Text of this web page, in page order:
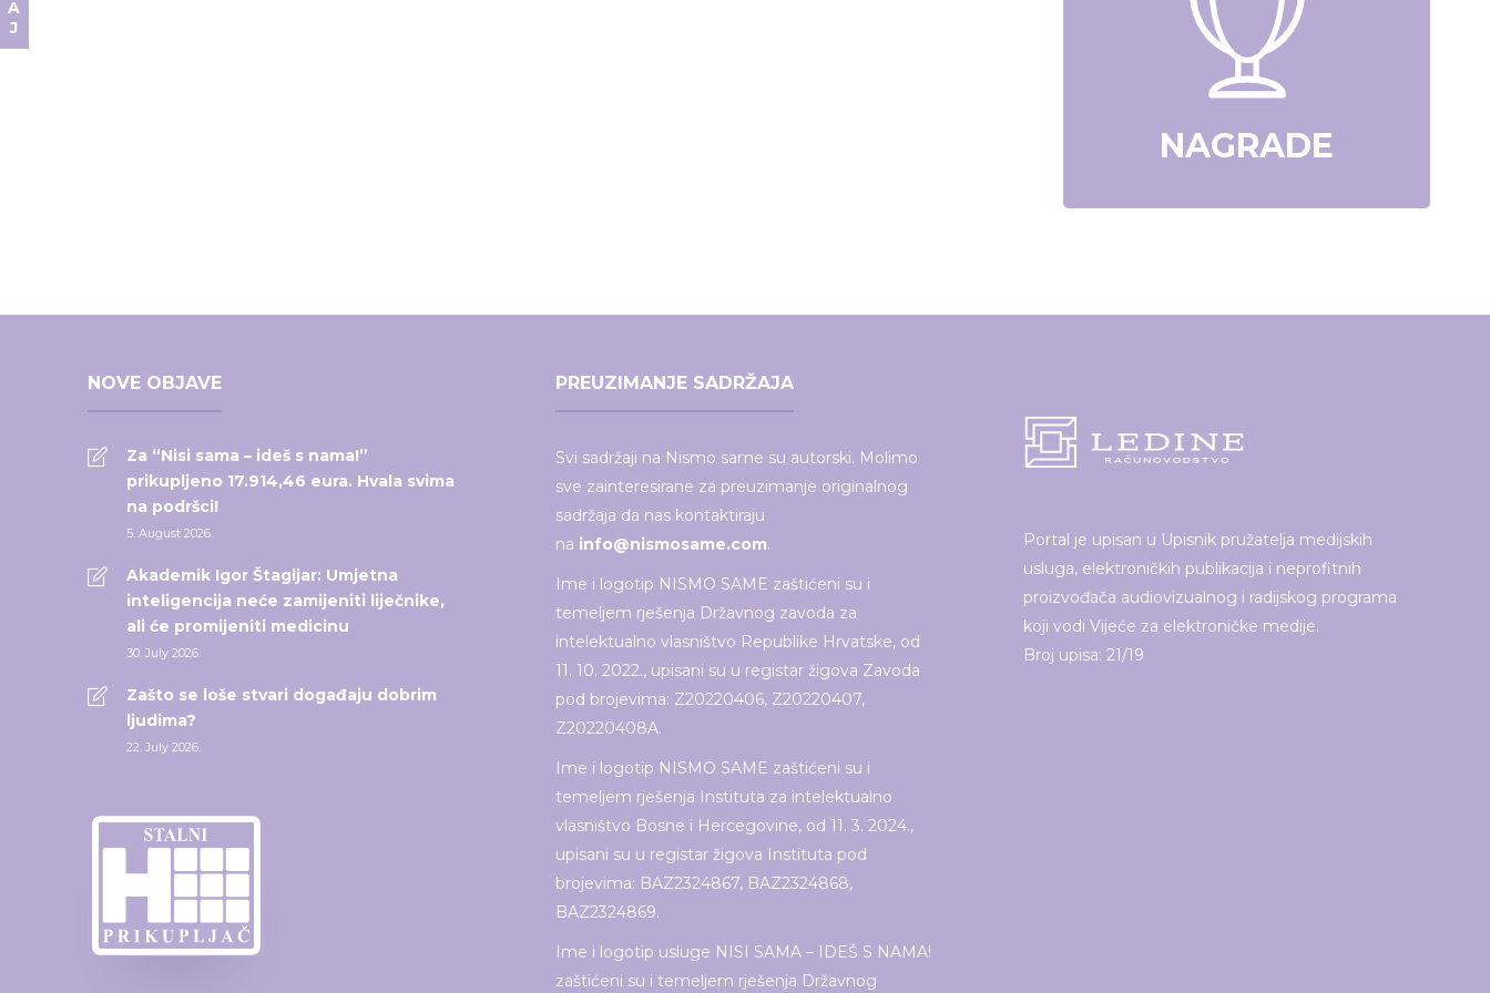
NAGRADE
NOVE OBJAVE
Za “Nisi sama – ideš s nama!”
prikupljeno 17.914,46 eura. Hvala svima
na podršci!
5. August 2026.
Akademik Igor Štagljar: Umjetna
inteligencija neće zamijeniti liječnike,
ali će promijeniti medicinu
30. July 2026.
Zašto se loše stvari događaju dobrim
ljudima?
22. July 2026.
PREUZIMANJE SADRŽAJA
Svi sadržaji na Nismo same su autorski. Molimo
sve zainteresirane za preuzimanje originalnog
sadržaja da nas kontaktiraju
na info@nismosame.com.
Ime i logotip NISMO SAME zaštićeni su i
temeljem rješenja Državnog zavoda za
intelektualno vlasništvo Republike Hrvatske, od
11. 10. 2022., upisani su u registar žigova Zavoda
pod brojevima: Z20220406, Z20220407,
Z20220408A.
Ime i logotip NISMO SAME zaštićeni su i
temeljem rješenja Instituta za intelektualno
vlasništvo Bosne i Hercegovine, od 11. 3. 2024.,
upisani su u registar žigova Instituta pod
brojevima: BAZ2324867, BAZ2324868,
BAZ2324869.
Ime i logotip usluge NISI SAMA – IDEŠ S NAMA!
zaštićeni su i temeljem rješenja Državnog
Portal je upisan u Upisnik pružatelja medijskih
usluga, elektroničkih publikacija i neprofitnih
proizvođača audiovizualnog i radijskog programa
koji vodi Vijeće za elektroničke medije.
Broj upisa: 21/19